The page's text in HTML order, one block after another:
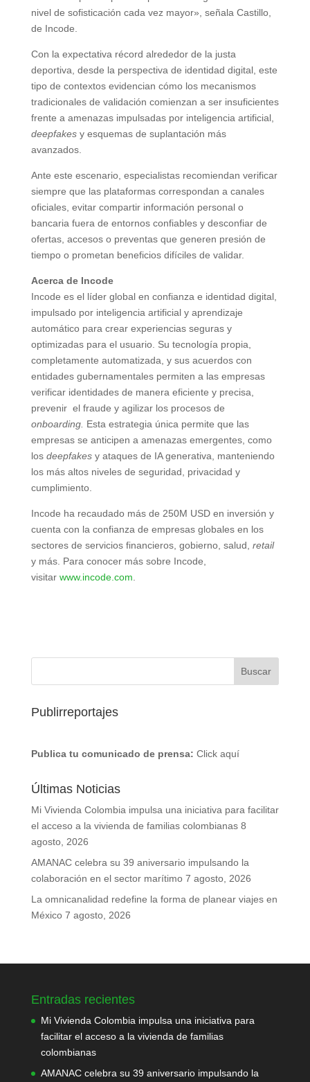
nivel de sofisticación cada vez mayor», señala Castillo,
de Incode.
Con la expectativa récord alrededor de la justa
deportiva, desde la perspectiva de identidad digital, este
tipo de contextos evidencian cómo los mecanismos
tradicionales de validación comienzan a ser insuficientes
frente a amenazas impulsadas por inteligencia artificial,
deepfakesy esquemas de suplantación más
avanzados.
Ante este escenario, especialistas recomiendan verificar
siempre que las plataformas correspondan a canales
oficiales, evitar compartir información personal o
bancaria fuera de entornos confiables y desconfiar de
ofertas, accesos o preventas que generen presión de
tiempo o prometan beneficios difíciles de validar.
Acerca de Incode
Incode es el líder global en confianza e identidad digital,
impulsado por inteligencia artificial y aprendizaje
automático para crear experiencias seguras y
optimizadas para el usuario. Su tecnología propia,
completamente automatizada, y sus acuerdos con
entidades gubernamentales permiten a las empresas
verificar identidades de manera eficiente y precisa,
prevenir el fraude y agilizar los procesos de
onboarding. Esta estrategia única permite que las
empresas se anticipen a amenazas emergentes, como
losdeepfakesy ataques de IA generativa, manteniendo
los más altos niveles de seguridad, privacidad y
cumplimiento.
Incode ha recaudado más de 250M USD en inversión y
cuenta con la confianza de empresas globales en los
sectores de servicios financieros, gobierno, salud, retail
y más. Para conocer más sobre Incode,
visitar www.incode.com
Publirreportajes
Publica tu comunicado de prensa: Click aquí
Últimas Noticias
Mi Vivienda Colombia impulsa una iniciativa para facilitar
el acceso a la vivienda de familias colombianas 8
agosto, 2026
AMANAC celebra su 39 aniversario impulsando la
colaboración en el sector marítimo 7 agosto, 2026
La omnicanalidad redefine la forma de planear viajes en
México 7 agosto, 2026
Entradas recientes
Mi Vivienda Colombia impulsa una iniciativa para
facilitar el acceso a la vivienda de familias
colombianas
AMANAC celebra su 39 aniversario impulsando la